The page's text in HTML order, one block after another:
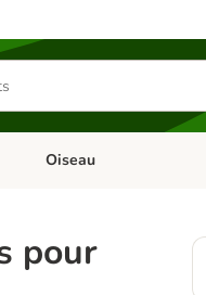
Rongeur & Co
Dérouler les catégories:
Oiseau
pour